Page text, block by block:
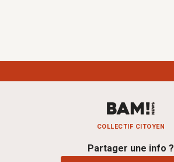
COLLECTIF CITOYEN
Partager une info ?